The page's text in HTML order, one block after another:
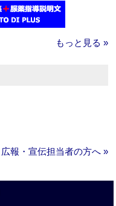
もっと見る »
広報・宣伝担当者の方へ »